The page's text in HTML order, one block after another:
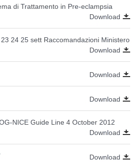
di Trattamento in Pre-eclampsia
Download
24 25 sett Raccomandazioni Ministero
Download
Download
Download
NICE Guide Line 4 October 2012
Download
Download